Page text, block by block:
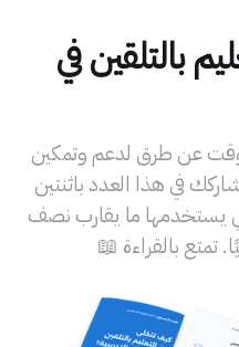
بالتلقين في
عن طرق لدعم وتمكين
في هذا العدد باثنتين
يستخدمها ما يقارب نصف
تمتع بالقراءة 📖